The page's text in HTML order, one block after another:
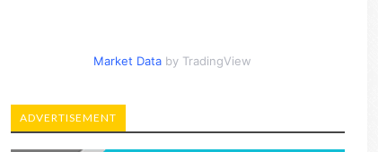
Market Databy TradingView
ADVERTISEMENT